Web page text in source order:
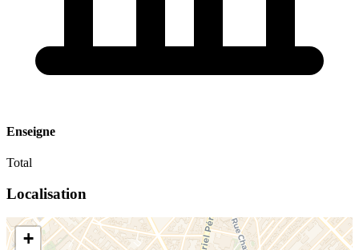
Enseigne
Total
Localisation
+